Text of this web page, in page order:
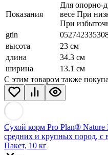
Показания
Для опорно-
весе При
При
gtin
высота
23 см
длина
34.3 см
ширина
13.1 см
С этим товаром также
Сухой корм Pro Plan® Nature
средних и крупных пород, с
Пакет, 10 кг